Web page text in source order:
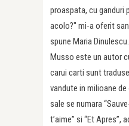
proaspata, cu ganduri
acolo?" mi-a oferit
spune Maria
Musso este un autor
carui carti sunt
vandute in milioane
sale se numara
t’aime” si “Et Apres”,